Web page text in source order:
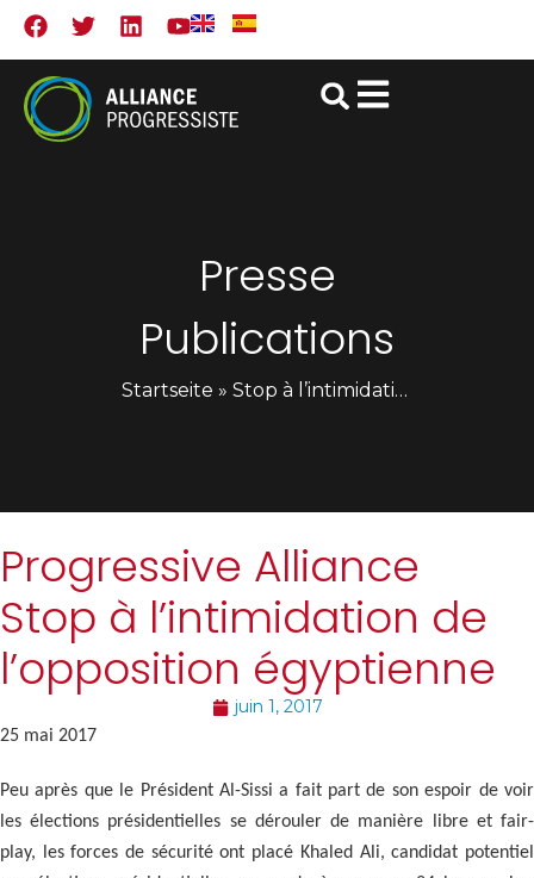
Presse
Publications
Startseite » Stop à l’intimidation de l’opposition égyptienne
Progressive Alliance
Stop à l’intimidation de
l’opposition égyptienne
juin 1, 2017
25 mai 2017
Peu après que le Président Al-Sissi a fait part de son espoir de voir
les élections présidentielles se dérouler de manière libre et fair-
play, les forces de sécurité ont placé Khaled Ali, candidat potentiel